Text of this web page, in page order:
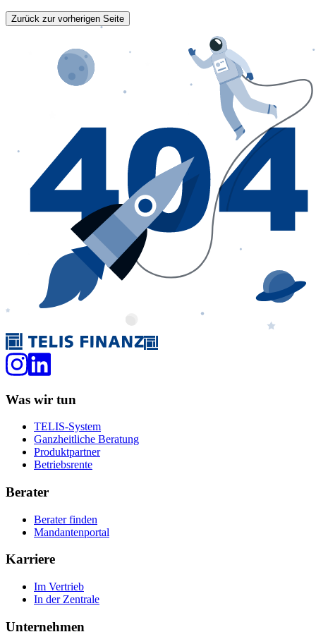
Zurück zur vorherigen Seite
Was wir tun
TELIS-System
Ganzheitliche Beratung
Produktpartner
Betriebsrente
Berater
Berater finden
Mandantenportal
Karriere
Im Vertrieb
In der Zentrale
Unternehmen